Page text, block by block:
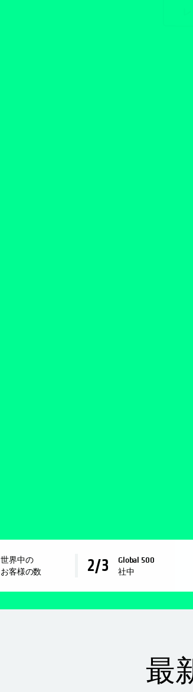
世界中の
お客様の数
2/3
Global 500
社中
最